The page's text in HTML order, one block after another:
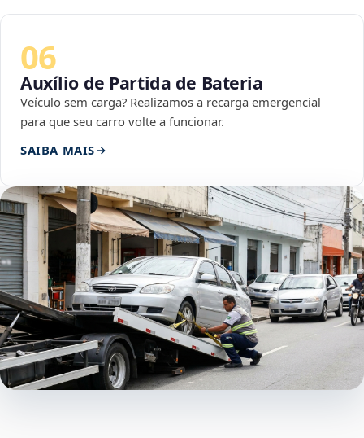
06
Auxílio de Partida de Bateria
Veículo sem carga? Realizamos a recarga emergencial
para que seu carro volte a funcionar.
SAIBA MAIS